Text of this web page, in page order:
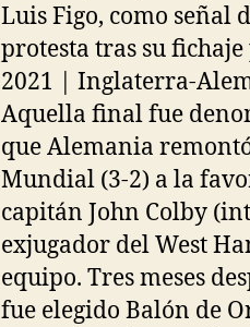
Luis Figo, como señal
protesta tras su
2021 | Inglaterra-
Aquella final fue
que Alemania
Mundial (3-2) a la
capitán John Colby
exjugador del West
equipo. Tres meses
fue elegido Balón de